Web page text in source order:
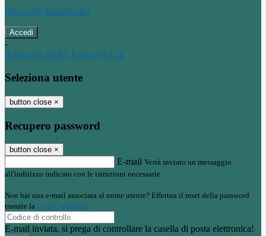
Password dimenticata?
-
Entra con SPID Entra con CIE
Seleziona utente
button close ×
Recupero password
button close ×
E-mail Verrà inviato un messaggio
all'indirizzo indicato con le istruzioni necessarie.
Non hai una e-mail associata al nome utente? Effettua il reset della password
tramite la Login Spaggiari
E-mail inviata, si prega di controllare la casella di posta elettronica!